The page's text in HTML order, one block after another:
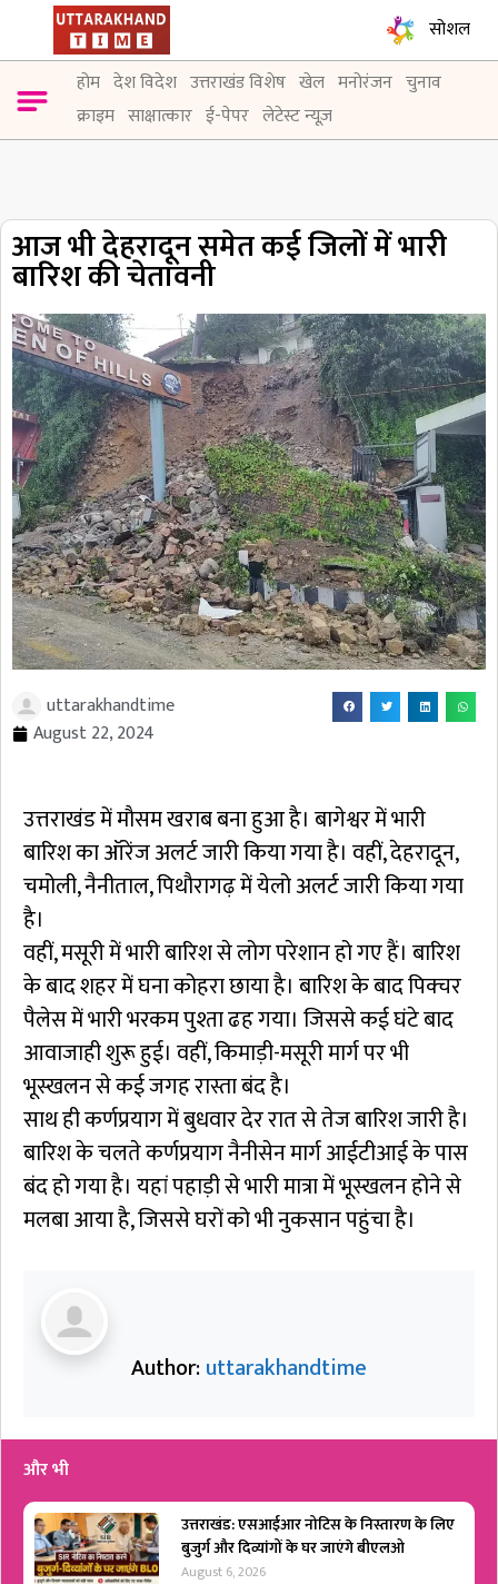
सोशल
होम देश विदेश उत्तराखंड विशेष खेल मनोरंजन चुनाव
क्राइम साक्षात्कार ई-पेपर लेटेस्ट न्यूज़
आज भी देहरादून समेत कई जिलों में भारी
बारिश की चेतावनी
uttarakhandtime
August 22, 2024
उत्तराखंड में माैसम खराब बना हुआ है। बागेश्वर में भारी
बारिश का ऑरेंज अलर्ट जारी किया गया है। वहीं, देहरादून,
चमोली, नैनीताल, पिथाैरागढ़ में येलो अलर्ट जारी किया गया
है।
वहीं, मसूरी में भारी बारिश से लोग परेशान हो गए हैं। बारिश
के बाद शहर में घना कोहरा छाया है। बारिश के बाद पिक्चर
पैलेस में भारी भरकम पुश्ता ढह गया। जिससे कई घंटे बाद
आवाजाही शुरू हुई। वहीं, किमाड़ी-मसूरी मार्ग पर भी
भूस्खलन से कई जगह रास्ता बंद है।
साथ ही कर्णप्रयाग में बुधवार देर रात से तेज बारिश जारी है।
बारिश के चलते कर्णप्रयाग नैनीसेन मार्ग आईटीआई के पास
बंद हो गया है। यहां पहाड़ी से भारी मात्रा में भूस्खलन होने से
मलबा आया है, जिससे घरों को भी नुकसान पहुंचा है।
Author:uttarakhandtime
और भी
उत्तराखंड: एसआईआर नोटिस के निस्तारण के लिए
बुजुर्ग और दिव्यांगों के घर जाएंगे बीएलओ
August 6, 2026